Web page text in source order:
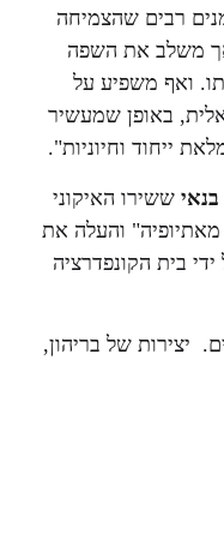
רבים שהצמיחה
אך משלב את השפה
ואף משפיע על
באופן שמעשיר
ייחוד וחיוניות".
ששירו האיקוני
ל"אחים כהי העור שבאו מאתיופיה" והעלה את
בית הקונפדרציה
יצירות של בריהון,